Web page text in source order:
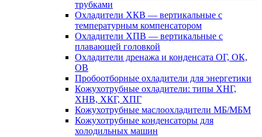
трубками
Охладители ХКВ — вертикальные с
температурным компенсатором
Охладители ХПВ — вертикальные с
плавающей головкой
Охладители дренажа и конденсата ОГ, ОК,
ОВ
Пробоотборные охладители для энергетики
Кожухотрубные охладители: типы ХНГ,
ХНВ, ХКГ, ХПГ
Кожухотрубные маслоохладители МБ/МБМ
Кожухотрубные конденсаторы для
холодильных машин